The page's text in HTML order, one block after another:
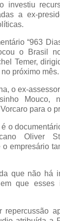
investiu
a ex-
“963
o Brasil
Temer,
próximo mês.
o ex-
Mouco,
para o
o
Oliver
empresário
que não há
que esses
repercussão